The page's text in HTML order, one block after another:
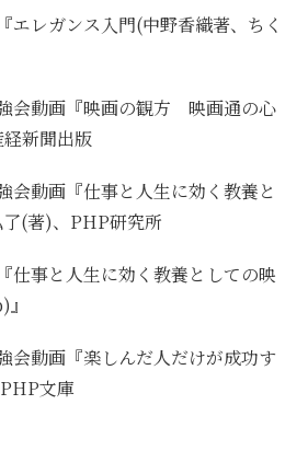
エレガンス入門(中野香織著、ちく
会動画『映画の観方 映画通の心
新聞出版
会動画『仕事と人生に効く教養と
了(著)、PHP研究所
仕事と人生に効く教養としての映
会動画『楽しんだ人だけが成功す
文庫